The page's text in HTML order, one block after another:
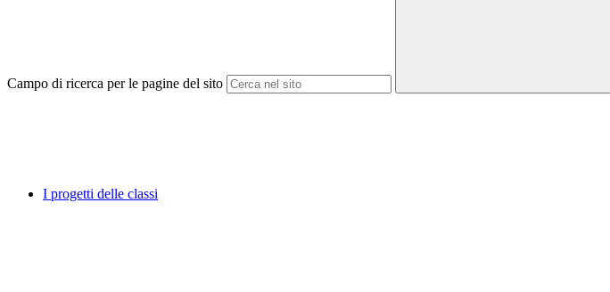
Campo di ricerca per le pagine del sito
I progetti delle classi